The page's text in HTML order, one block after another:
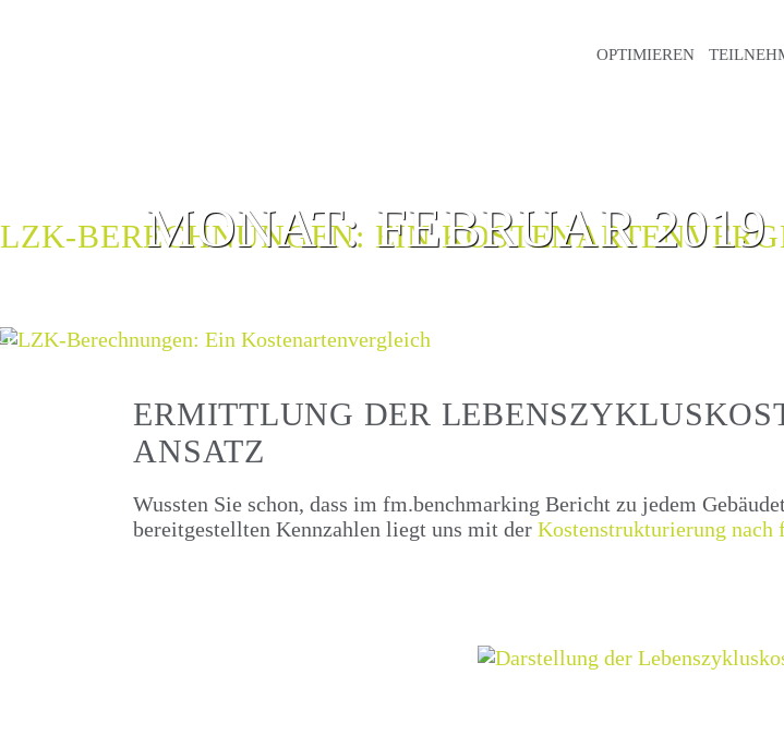
OPTIMIEREN
MONAT:FEBRUAR 2019
LZK-BERECHNUNGEN: EIN
ERMITTLUNG DER
ANSATZ
Wussten Sie schon, dass im fm.benchmarking Bericht zu jedem
bereitgestellten Kennzahlen liegt uns mit derKostenstrukturierung nach